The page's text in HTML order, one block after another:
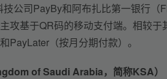
公司PayBy和阿布扎比第一银行
攻基于QR码的移动支付端。相较
PayLater（按月分期付款）。
of Saudi Arabia，简称KSA）